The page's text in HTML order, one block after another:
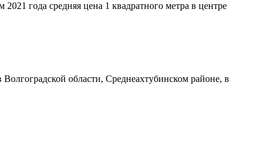
года средняя цена 1 квадратного метра в центре
области, Среднеахтубинском районе, в